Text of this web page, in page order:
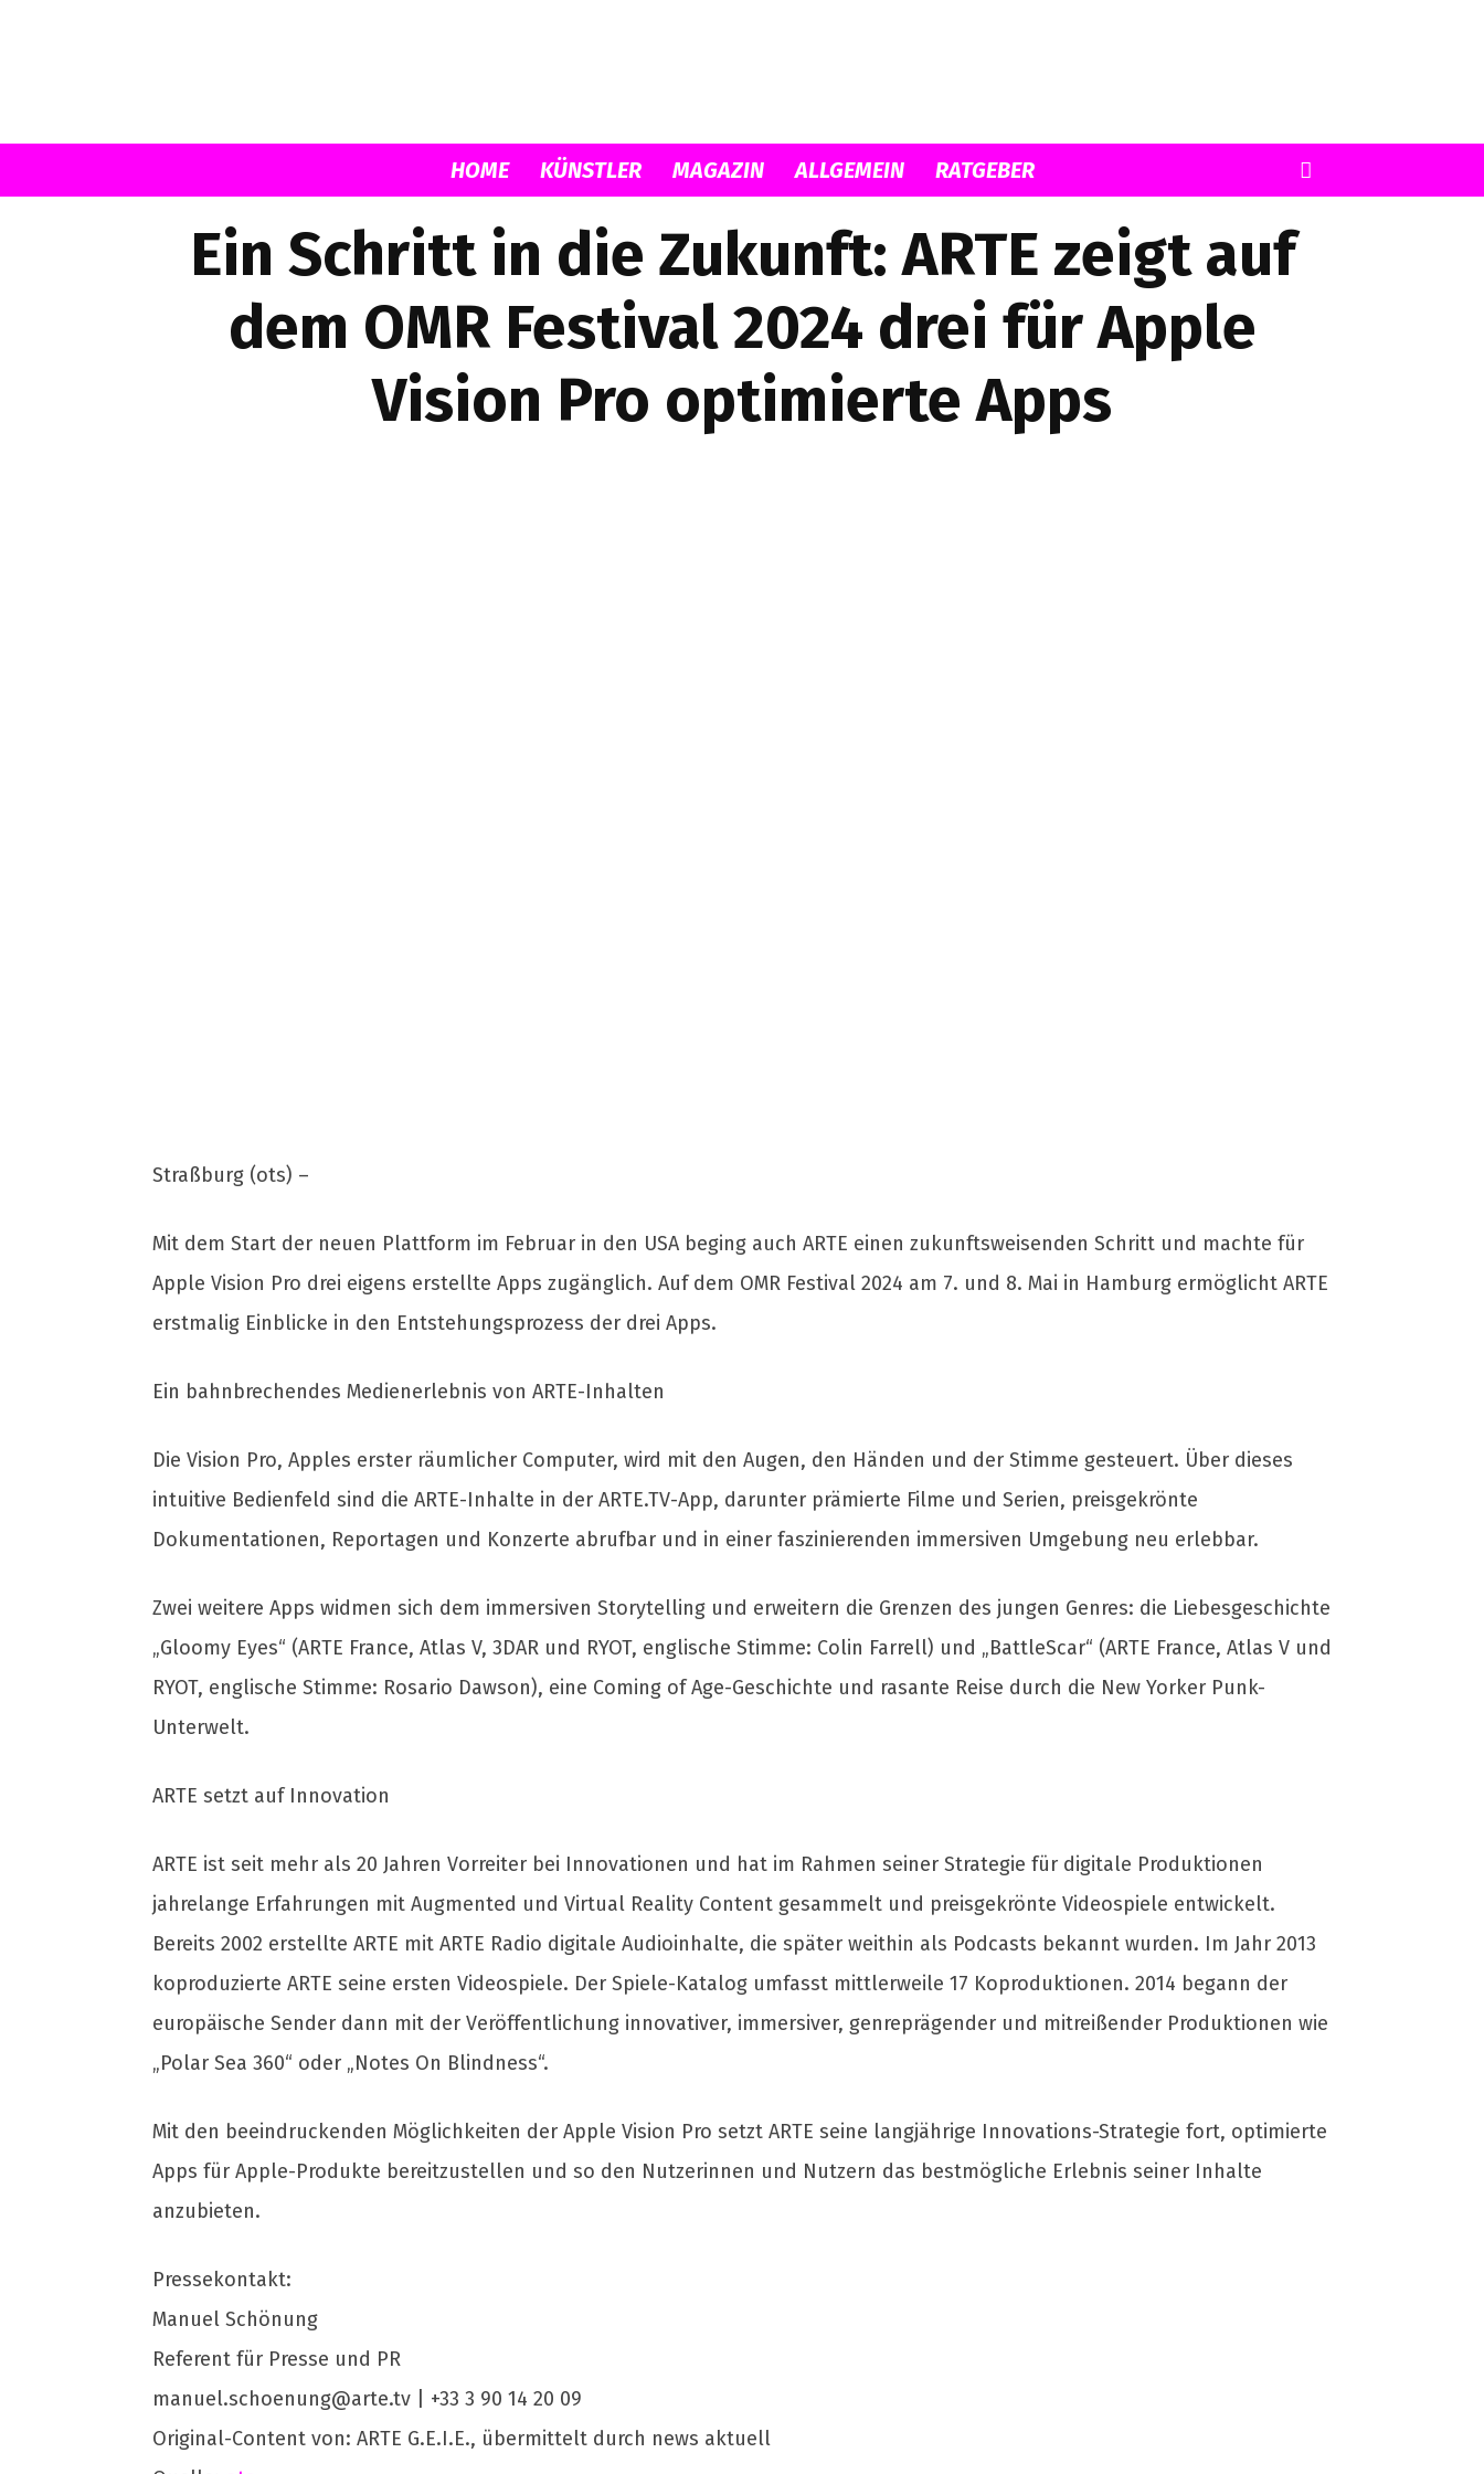
Musicload
HOME KÜNSTLER MAGAZIN ALLGEMEIN RATGEBER
Ein Schritt in die Zukunft: ARTE zeigt auf
dem OMR Festival 2024 drei für Apple
Vision Pro optimierte Apps
Straßburg (ots) –
Mit dem Start der neuen Plattform im Februar in den USA beging auch ARTE einen zukunftsweisenden Schritt und machte für
Apple Vision Pro drei eigens erstellte Apps zugänglich. Auf dem OMR Festival 2024 am 7. und 8. Mai in Hamburg ermöglicht ARTE
erstmalig Einblicke in den Entstehungsprozess der drei Apps.
Ein bahnbrechendes Medienerlebnis von ARTE-Inhalten
Die Vision Pro, Apples erster räumlicher Computer, wird mit den Augen, den Händen und der Stimme gesteuert. Über dieses
intuitive Bedienfeld sind die ARTE-Inhalte in der ARTE.TV-App, darunter prämierte Filme und Serien, preisgekrönte
Dokumentationen, Reportagen und Konzerte abrufbar und in einer faszinierenden immersiven Umgebung neu erlebbar.
Zwei weitere Apps widmen sich dem immersiven Storytelling und erweitern die Grenzen des jungen Genres: die Liebesgeschichte
„Gloomy Eyes“ (ARTE France, Atlas V, 3DAR und RYOT, englische Stimme: Colin Farrell) und „BattleScar“ (ARTE France, Atlas V und
RYOT, englische Stimme: Rosario Dawson), eine Coming of Age-Geschichte und rasante Reise durch die New Yorker Punk-
Unterwelt.
ARTE setzt auf Innovation
ARTE ist seit mehr als 20 Jahren Vorreiter bei Innovationen und hat im Rahmen seiner Strategie für digitale Produktionen
jahrelange Erfahrungen mit Augmented und Virtual Reality Content gesammelt und preisgekrönte Videospiele entwickelt.
Bereits 2002 erstellte ARTE mit ARTE Radio digitale Audioinhalte, die später weithin als Podcasts bekannt wurden. Im Jahr 2013
koproduzierte ARTE seine ersten Videospiele. Der Spiele-Katalog umfasst mittlerweile 17 Koproduktionen. 2014 begann der
europäische Sender dann mit der Veröffentlichung innovativer, immersiver, genreprägender und mitreißender Produktionen wie
„Polar Sea 360“ oder „Notes On Blindness“.
Mit den beeindruckenden Möglichkeiten der Apple Vision Pro setzt ARTE seine langjährige Innovations-Strategie fort, optimierte
Apps für Apple-Produkte bereitzustellen und so den Nutzerinnen und Nutzern das bestmögliche Erlebnis seiner Inhalte
anzubieten.
Pressekontakt:
Manuel Schönung
Referent für Presse und PR
manuel.schoenung@arte.tv | +33 3 90 14 20 09
Original-Content von: ARTE G.E.I.E., übermittelt durch news aktuell